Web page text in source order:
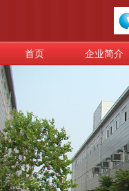
首页 企业简介